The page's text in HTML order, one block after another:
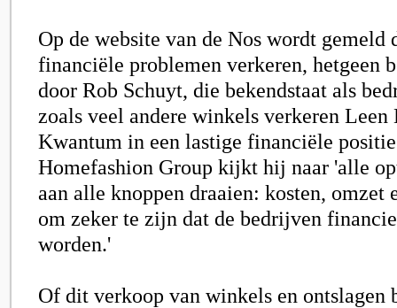
Op de website van de Nos wordt gemeld
financiële problemen verkeren, hetgeen
door Rob Schuyt, die bekendstaat als
zoals veel andere winkels verkeren Leen
Kwantum in een lastige financiële
Homefashion Group kijkt hij naar 'alle
aan alle knoppen draaien: kosten, omzet
om zeker te zijn dat de bedrijven
worden.'
Of dit verkoop van winkels en ontslagen